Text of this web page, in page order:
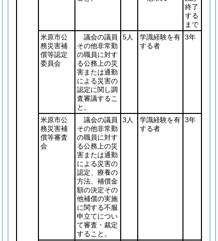
終了
する
まで
米原市公
務災害補
償等認定
委員会
議会の議員
その他非常勤
の職員に対す
る公務上の災
害または通勤
による災害の
認定に関し調
査審議するこ
と。
5人
学識経験を有
する者
3年
米原市公
務災害補
償等審査
会
議会の議員
その他非常勤
の職員に対す
る公務上の災
害または通勤
による災害の
認定、療養の
方法、補償金
額の決定その
他補償の実施
に関する不服
申立てについ
て審査・裁定
すること。
3人
学識経験を有
する者
3年